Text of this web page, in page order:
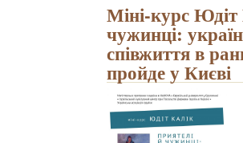
Міні-курс
чужинці:
співжиття в
пройде у Києві